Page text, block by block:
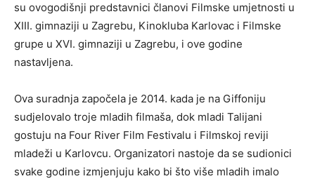
su ovogodišnji predstavnici članovi Filmske umjetnosti u
XIII. gimnaziji u Zagrebu, Kinokluba Karlovac i Filmske
grupe u XVI. gimnaziji u Zagrebu, i ove godine
nastavljena.
Ova suradnja započela je 2014. kada je na Giffoniju
sudjelovalo troje mladih filmaša, dok mladi Talijani
gostuju na Four River Film Festivalu i Filmskoj reviji
mladeži u Karlovcu. Organizatori nastoje da se sudionici
svake godine izmjenjuju kako bi što više mladih imalo